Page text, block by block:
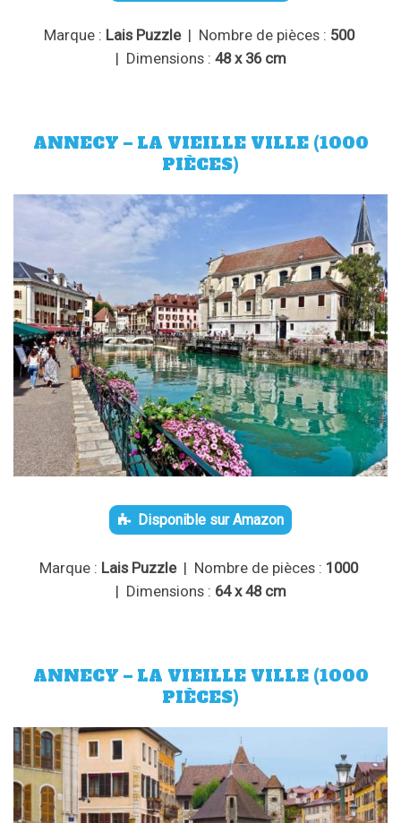
Marque : Lais Puzzle| Nombre de pièces : 500
| Dimensions : 48 x 36 cm
ANNECY – LA VIEILLE VILLE (1000
PIÈCES)
Disponible sur Amazon
Marque : Lais Puzzle| Nombre de pièces : 1000
| Dimensions : 64 x 48 cm
ANNECY – LA VIEILLE VILLE (1000
PIÈCES)